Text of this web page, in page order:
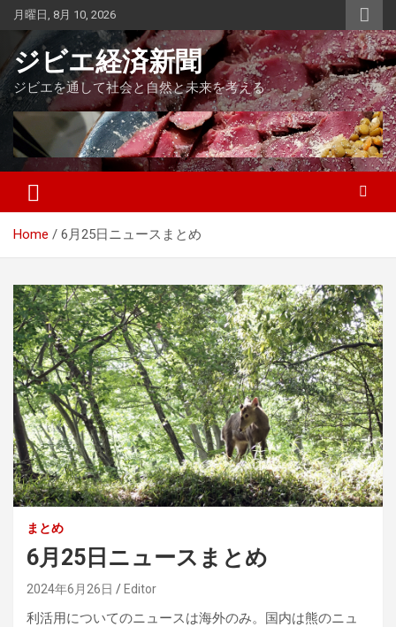
Skip
content
月曜日, 8月 10, 2026
ジビエ経済新聞
ジビエを通して社会と自然と未来を考える
Home 6月25日ニュースまとめ
まとめ
6月25日ニュースまとめ
2024年6月26日 Editor
利活用についてのニュースは海外のみ。国内は熊のニュ